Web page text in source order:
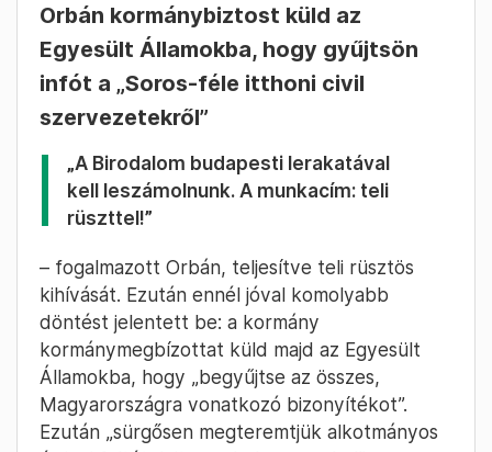
bajlódjanak az idei rendezvény szervezésével.
„Kidobott pénz és idő.”
Orbán szerint Brüsszel megszüntetné a 13.
havi nyugdíjat és a rezsicsökkentést. Azt ígéri,
multiknak.
– 15:31
Orbán kormánybiztost küld az
Egyesült Államokba, hogy gyűjtsön
infót a „Soros-féle itthoni civil
szervezetekről”
„A Birodalom budapesti lerakatával